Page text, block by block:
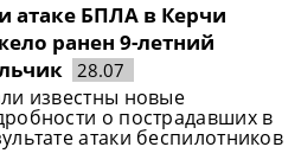
атаке БПЛА в Керчи
ранен 9-летний
28.07
известны новые
о пострадавших в
атаки беспилотников